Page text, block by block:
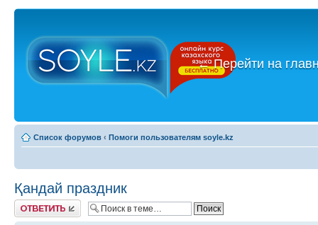
←Перейти на
Список форумов ‹ Помоги пользователям soyle.kz
Қандай праздник
Ответить